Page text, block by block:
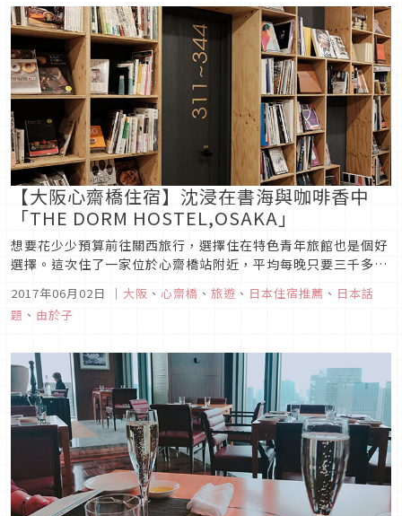
【大阪心齋橋住宿】沈浸在書海與咖啡香中
「THE DORM HOSTEL,OSAKA」
想要花少少預算前往關西旅行，選擇住在特色青年旅館也是個好
選擇。這次住了一家位於心齋橋站附近，平均每晚只要三千多日
要去大阪旅行的大家囉！2016年開幕的「THE DORM
HOSTEL,OSAKA」，位於心齋橋站步行4分鐘的地方，樓下還
2017年06月02日 ｜ 大阪 、 心齋橋 、 旅遊 、 日本住宿推薦 、 日本話
題 、 由於子